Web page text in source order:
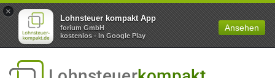
×
Lohnsteuer kompakt App
forium GmbH
kostenlos - In Google Play
Ansehen